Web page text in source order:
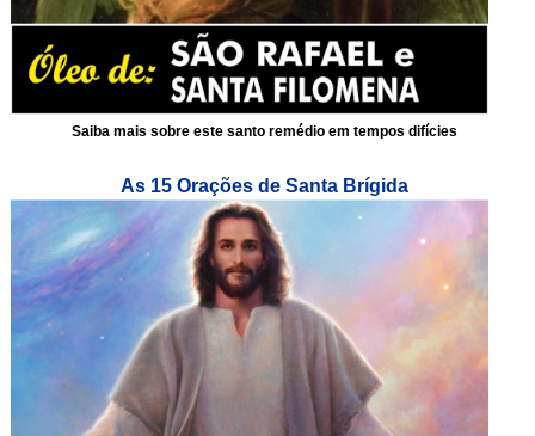
Saiba mais sobre este santo remédio em tempos difícies
As 15 Orações de Santa Brígida